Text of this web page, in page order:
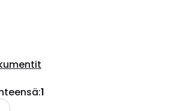
:1
olevat vaihtoehdot
olevat vaihtoehdot
käytettävissä olevat vaihtoehdot